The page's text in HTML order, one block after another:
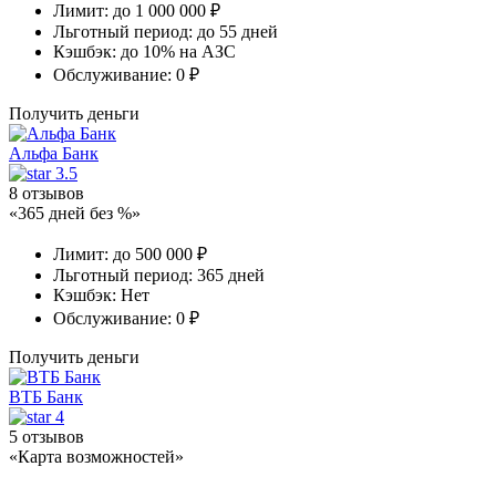
Лимит: до 1 000 000 ₽
Льготный период: до 55 дней
Кэшбэк: до 10% на АЗС
Обслуживание: 0 ₽
Получить деньги
Альфа Банк
3.5
8 отзывов
«365 дней без %»
Лимит: до 500 000 ₽
Льготный период: 365 дней
Кэшбэк: Нет
Обслуживание: 0 ₽
Получить деньги
ВТБ Банк
4
5 отзывов
«Карта возможностей»